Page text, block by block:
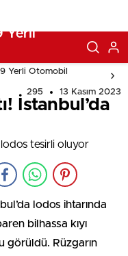
Yerli Otomobil
295 13 Kasım 2023
İstanbul’da
lodos ihtarında
bilhassa kıyı
görüldü. Rüzgarın